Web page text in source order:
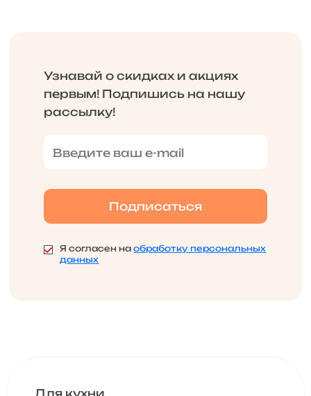
Узнавай о скидках и акциях
первым! Подпишись на нашу
рассылку!
Я согласен наобработку персональных
данных
Для кухни